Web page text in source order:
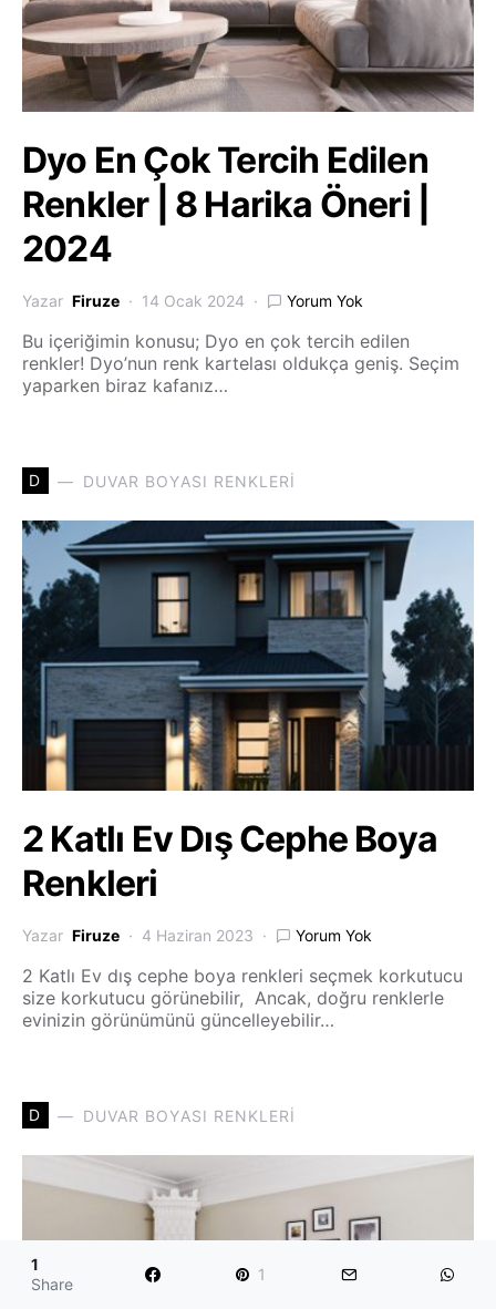
Dyo En Çok Tercih Edilen
Renkler | 8 Harika Öneri |
2024
Yazar Firuze 14 Ocak 2024 Yorum Yok
Bu içeriğimin konusu; Dyo en çok tercih edilen
renkler! Dyo’nun renk kartelası oldukça geniş. Seçim
yaparken biraz kafanız…
D DUVAR BOYASI RENKLERI
2 Katlı Ev Dış Cephe Boya
Renkleri
Yazar Firuze 4 Haziran 2023 Yorum Yok
2 Katlı Ev dış cephe boya renkleri seçmek korkutucu
size korkutucu görünebilir, Ancak, doğru renklerle
evinizin görünümünü güncelleyebilir…
D DUVAR BOYASI RENKLERI
1
Share
1